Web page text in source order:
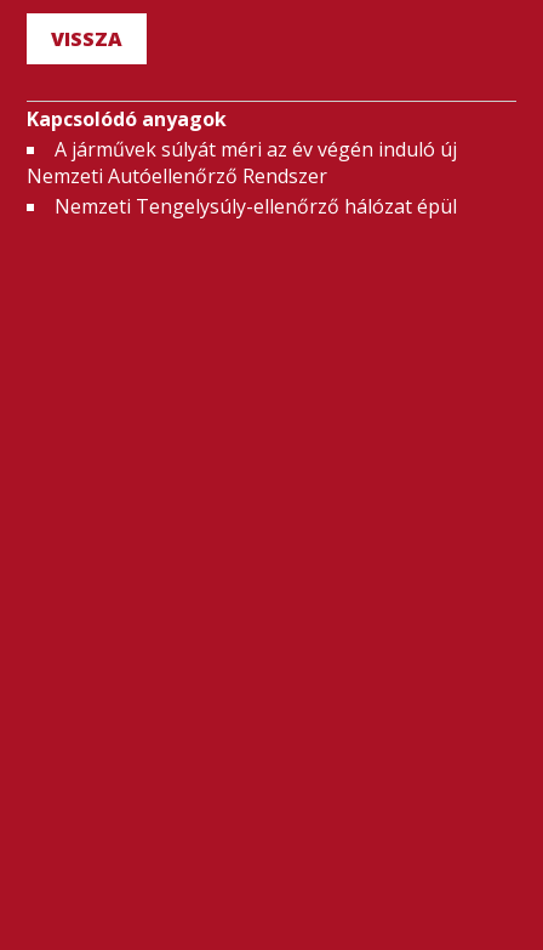
VISSZA
Kapcsolódó anyagok
A járművek súlyát méri az év végén induló új
Nemzeti Autóellenőrző Rendszer
Nemzeti Tengelysúly-ellenőrző hálózat épül